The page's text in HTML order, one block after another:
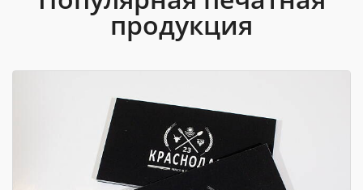
продукция